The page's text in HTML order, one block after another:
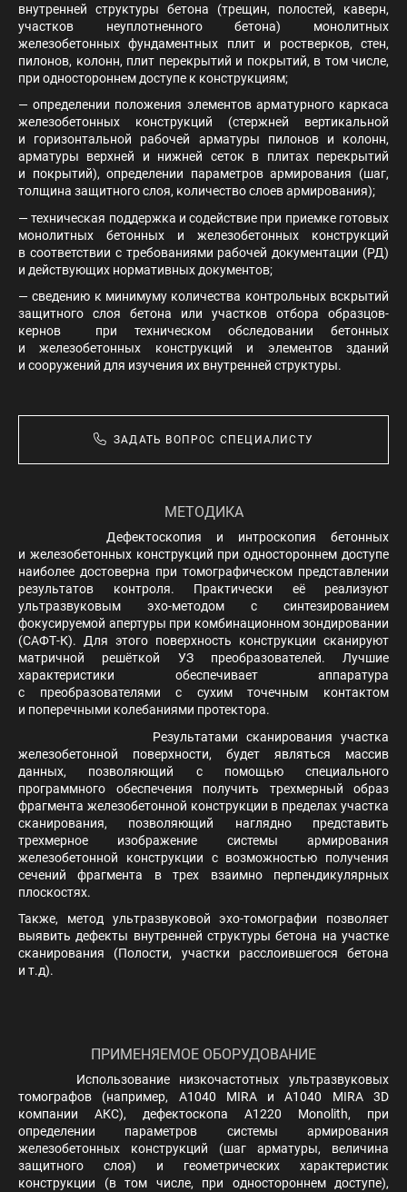
внутренней структуры бетона (трещин, полостей, каверн,
участков неуплотненного бетона) монолитных
железобетонных фундаментных плит и ростверков, стен,
пилонов, колонн, плит перекрытий и покрытий, в том числе,
при одностороннем доступе к конструкциям;
— определении положения элементов арматурного каркаса
железобетонных конструкций (стержней вертикальной
и горизонтальной рабочей арматуры пилонов и колонн,
арматуры верхней и нижней сеток в плитах перекрытий
и покрытий), определении параметров армирования (шаг,
толщина защитного слоя, количество слоев армирования);
— техническая поддержка и содействие при приемке готовых
монолитных бетонных и железобетонных конструкций
в соответствии с требованиями рабочей документации (РД)
и действующих нормативных документов;
— сведению к минимуму количества контрольных вскрытий
защитного слоя бетона или участков отбора образцов-
кернов при техническом обследовании бетонных
и железобетонных конструкций и элементов зданий
и сооружений для изучения их внутренней структуры.
ЗАДАТЬ ВОПРОС СПЕЦИАЛИСТУ
МЕТОДИКА
Дефектоскопия и интроскопия бетонных
и железобетонных конструкций при одностороннем доступе
наиболее достоверна при томографическом представлении
результатов контроля. Практически её реализуют
ультразвуковым эхо-методом с синтезированием
фокусируемой апертуры при комбинационном зондировании
(САФТ-К). Для этого поверхность конструкции сканируют
матричной решёткой УЗ преобразователей. Лучшие
характеристики обеспечивает аппаратура
с преобразователями с сухим точечным контактом
и поперечными колебаниями протектора.
Результатами сканирования участка
железобетонной поверхности, будет являться массив
данных, позволяющий с помощью специального
программного обеспечения получить трехмерный образ
фрагмента железобетонной конструкции в пределах участка
сканирования, позволяющий наглядно представить
трехмерное изображение системы армирования
железобетонной конструкции с возможностью получения
сечений фрагмента в трех взаимно перпендикулярных
плоскостях.
Также, метод ультразвуковой эхо-томографии позволяет
выявить дефекты внутренней структуры бетона на участке
сканирования (Полости, участки расслоившегося бетона
и т.д).
ПРИМЕНЯЕМОЕ ОБОРУДОВАНИЕ
Использование низкочастотных ультразвуковых
томографов (например, A1040 MIRA и A1040 MIRA 3D
компании АКС), дефектоскопа A1220 Monolith, при
определении параметров системы армирования
железобетонных конструкций (шаг арматуры, величина
защитного слоя) и геометрических характеристик
конструкции (в том числе, при одностороннем доступе),